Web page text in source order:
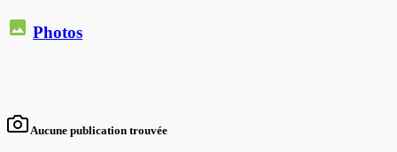
Photos
Aucune publication trouvée